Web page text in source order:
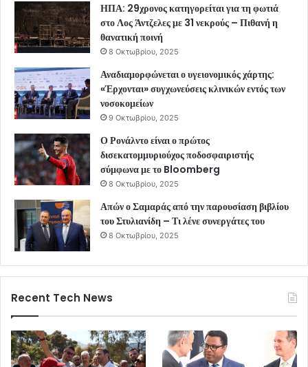
ΗΠΑ: 29χρονος κατηγορείται για τη φωτιά
στο Λος Άντζελες με 31 νεκρούς – Πιθανή η
θανατική ποινή
8 Οκτωβρίου, 2025
Αναδιαμορφώνεται ο υγειονομικός χάρτης:
«Έρχονται» συγχωνεύσεις κλινικών εντός των
νοσοκομείων
9 Οκτωβρίου, 2025
Ο Ρονάλντο είναι ο πρώτος
δισεκατομμυριούχος ποδοσφαιριστής
σύμφωνα με το Bloomberg
8 Οκτωβρίου, 2025
Απών ο Σαμαράς από την παρουσίαση βιβλίου
του Στυλιανίδη – Τι λένε συνεργάτες του
8 Οκτωβρίου, 2025
Recent Tech News